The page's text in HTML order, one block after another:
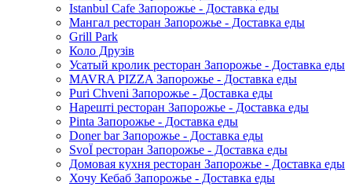
Istanbul Cafe Запорожье - Доставка еды
Мангал ресторан Запорожье - Доставка еды
Grill Park
Коло Друзів
Усатый кролик ресторан Запорожье - Доставка еды
MAVRA PIZZA Запорожье - Доставка еды
Puri Chveni Запорожье - Доставка еды
Нарешті ресторан Запорожье - Доставка еды
Pinta Запорожье - Доставка еды
Doner bar Запорожье - Доставка еды
SvoЇ ресторан Запорожье - Доставка еды
Домовая кухня ресторан Запорожье - Доставка еды
Хочу Кебаб Запорожье - Доставка еды